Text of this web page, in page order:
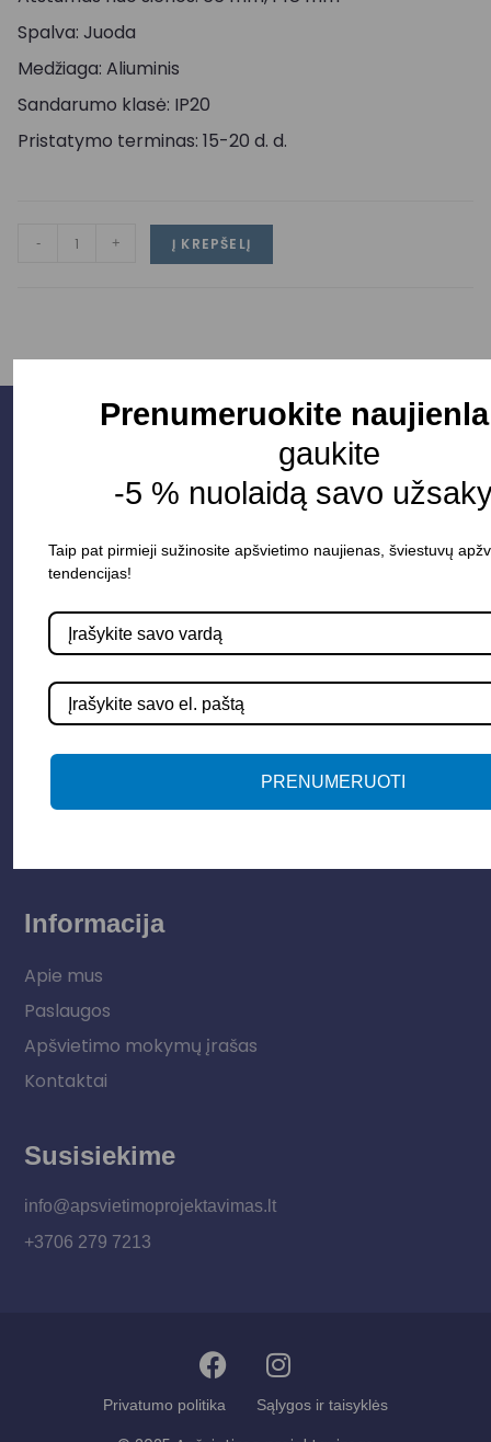
Spalva: Juoda
Medžiaga: Aliuminis
Sandarumo klasė: IP20
Pristatymo terminas: 15-20 d. d.
- + Į KREPŠELĮ
Parduotuvė
Apšvietimo sistemos
LED juostos
Informacija
Apie mus
Paslaugos
Apšvietimo mokymų įrašas
Kontaktai
Susisiekime
info@apsvietimoprojektavimas.lt
+3706 279 7213
Privatumo politika Sąlygos ir taisyklės
Prenumeruokite
gaukite
-5 % nuolaidą savo
Taip pat pirmieji sužinosite apšvietimo naujienas, šviestuvų
tendencijas!
PRENUMERUOTI